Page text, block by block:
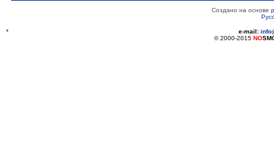
Создано на основе
* e-mail:
© 2000-2015 NO